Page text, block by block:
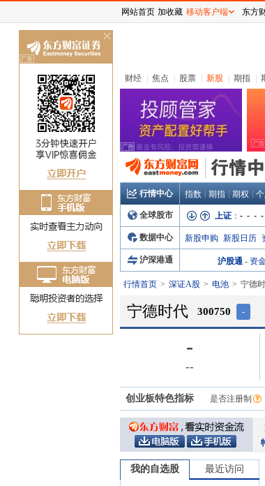
财经 焦点 股票 新股 期指
行情中心 指数 期指 期权
全球股市 上证 ： - - - -
数据中心 新股申购 新股日历
沪深港通 沪股通 - 资
行情首页 深证A股 电池 宁德
宁德时代 300750 -
-
--
创业板特色指标 是否注册制
我的自选股 最近访问
网站首页 加收藏 移动客户端 东方